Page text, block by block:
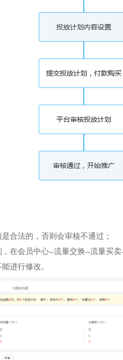
合法的，否则会审核不通过；
在会员中心--流量交换--流量买
进行修改。